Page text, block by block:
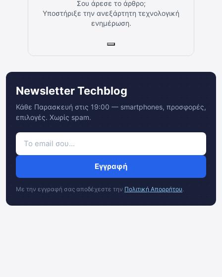
Σου άρεσε το άρθρο;
Υποστήριξε την ανεξάρτητη τεχνολογική
ενημέρωση.
Newsletter Techblog
Κάθε Παρασκευή στις 19:00 — smartphones, προσφορές,
επιλογές. Χωρίς spam.
Εγγραφή
Με την εγγραφή σας αποδέχεστε την Πολιτική Απορρήτου.